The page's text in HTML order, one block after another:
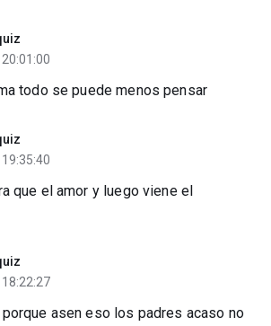
todo se puede menos pensar
que el amor y luego viene el
asen eso los padres acaso no